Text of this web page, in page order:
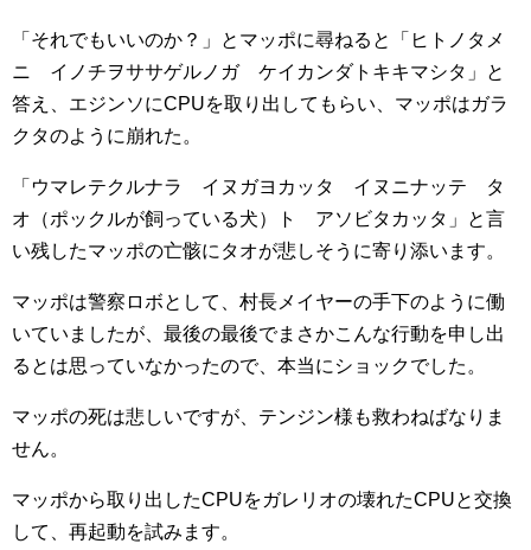
「それでもいいのか？」とマッポに尋ねると「ヒトノタメ
ニ イノチヲササゲルノガ ケイカンダトキキマシタ」と
答え、エジンソにCPUを取り出してもらい、マッポはガラ
クタのように崩れた。
「ウマレテクルナラ イヌガヨカッタ イヌニナッテ タ
オ（ポックルが飼っている犬）ト アソビタカッタ」と言
い残したマッポの亡骸にタオが悲しそうに寄り添います。
マッポは警察ロボとして、村長メイヤーの手下のように働
いていましたが、最後の最後でまさかこんな行動を申し出
るとは思っていなかったので、本当にショックでした。
マッポの死は悲しいですが、テンジン様も救わねばなりま
せん。
マッポから取り出したCPUをガレリオの壊れたCPUと交換
して、再起動を試みます。